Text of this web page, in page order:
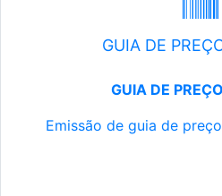
GUIA DE
GUIA DE
Emissão de guia de